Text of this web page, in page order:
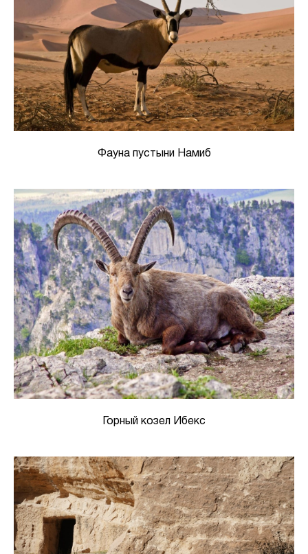
Фауна пустыни Намиб
Горный козел Ибекс